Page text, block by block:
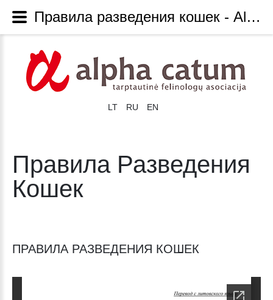
LT RU EN
Правила Разведения
Кошек
ПРАВИЛА РАЗВЕДЕНИЯ КОШЕК
Правила разведения кошек - Alphacatum